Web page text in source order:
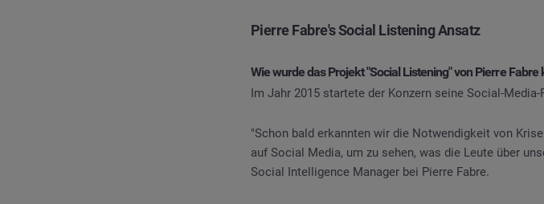
Pierre Fabre's Social Listening Ansatz
Wie wurde das Projekt "Social Listening" von Pierre
Im Jahr 2015 startete der Konzern seine Social-
"Schon bald erkannten wir die Notwendigkeit von
auf Social Media, um zu sehen, was die Leute über
Social Intelligence Manager bei Pierre Fabre.